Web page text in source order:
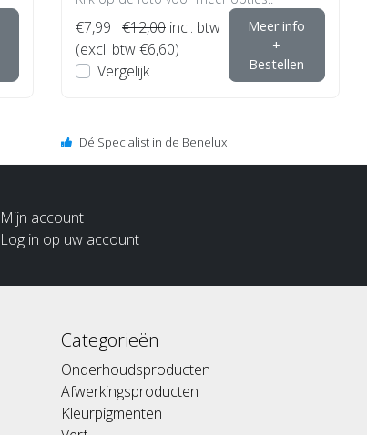
€7,99 €12,00 incl. btw
(excl. btw €6,60)
Vergelijk
Meer info
+
Bestellen
Dé Specialist in de Benelux
Mijn account
Log in op uw account
Categorieën
Onderhoudsproducten
Afwerkingsproducten
Kleurpigmenten